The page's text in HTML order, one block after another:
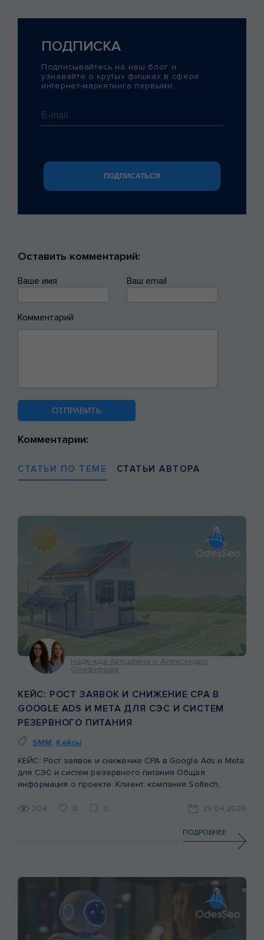
ПОДПИСКА
Подписывайтесь на наш блог и
узнавайте о крутых фишках в сфере
интернет-маркетинга первыми.
Оставить комментарий:
Ваше имя Ваш email
Комментарий
Комментарии:
СТАТЬИ ПО ТЕМЕ СТАТЬИ АВТОРА
Надежда Арешкина и Александра
Олефирова
КЕЙС: РОСТ ЗАЯВОК И СНИЖЕНИЕ CPA В
GOOGLE ADS И META ДЛЯ СЭС И СИСТЕМ
РЕЗЕРВНОГО ПИТАНИЯ
SMM, Кейсы
КЕЙС: Рост заявок и снижение CPA в Google Ads и Meta
для СЭС и систем резервного питания Общая
информация о проекте: Клиент: компания Soltech,
электростанций (СЭС) и внедрением систем резервного
стабильного потока качественных заявок через сайт.
Период анализа: 6 месяцев (сентябрь 2025 – февраль
304 0 0 28.04.2026
ПОДРОБНЕЕ